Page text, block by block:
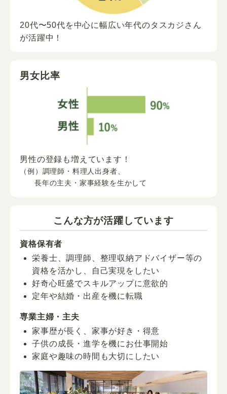
20代〜50代を中心に幅広い年代のタスカジさん
が活躍中！
男女比率
男性の登録も増えています！
（例）調理師・料理人出身者、
長年の主夫・家事経験を生かして
こんな方が活躍しています
資格保有者
栄養士、調理師、整理収納アドバイザー等の
資格を活かし、自己実現をしたい
好奇心旺盛でスキルアップに意欲的
定年や結婚・出産を機に転職
専業主婦・主夫
家事歴が長く、家事が好き・得意
子供の成長・進学を機にお仕事開始
家庭や趣味の時間も大切にしたい